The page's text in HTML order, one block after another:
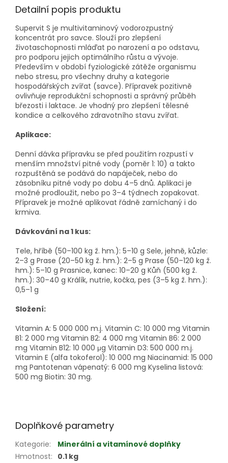
Detailní popis produktu
Supervit S je multivitaminový vodorozpustný
koncentrát pro savce. Slouží pro zlepšení
životaschopnosti mláďat po narození a po odstavu,
pro podporu jejich optimálního růstu a vývoje.
Především v období fyziologické zátěže organismu
nebo stresu, pro všechny druhy a kategorie
hospodářských zvířat (savce). Přípravek pozitivně
ovlivňuje reprodukční schopnosti a správný průběh
březosti i laktace. Je vhodný pro zlepšení tělesné
kondice a celkového zdravotního stavu zvířat.
Aplikace:
Denní dávka přípravku se před použitím rozpustí v
menším množství pitné vody (poměr 1: 10) a takto
rozpuštěná se podává do napáječek, nebo do
zásobníku pitné vody po dobu 4–5 dnů. Aplikaci je
možné prodloužit, nebo po 3–4 týdnech zopakovat.
Přípravek je možné aplikovat řádně zamíchaný i do
krmiva.
Dávkování na 1 kus:
Tele, hříbě (50–100 kg ž. hm.): 5–10 g Sele, jehně, kůzle:
2–3 g Prase (20–50 kg ž. hm.): 2–5 g Prase (50–120 kg ž.
hm.): 5–10 g Prasnice, kanec: 10–20 g Kůň (500 kg ž.
hm.): 30–40 g Králík, nutrie, kočka, pes (3–5 kg ž. hm.):
0,5–1 g
Složení:
Vitamin A: 5 000 000 m.j. Vitamin C: 10 000 mg Vitamin
B1: 2 000 mg Vitamin B2: 4 000 mg Vitamin B6: 2 000
mg Vitamin B12: 10 000 μg Vitamin D3: 500 000 m.j.
Vitamin E (alfa tokoferol): 10 000 mg Niacinamid: 15 000
mg Pantotenan vápenatý: 6 000 mg Kyselina listová:
500 mg Biotin: 30 mg.
Doplňkové parametry
Kategorie:
Minerální a vitamínové doplňky
Hmotnost: 0.1 kg